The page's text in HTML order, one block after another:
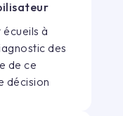
à
des
de ce
décision